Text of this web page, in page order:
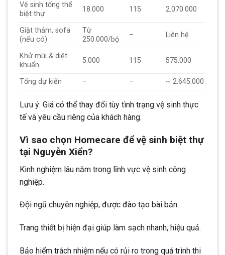
Vệ sinh tổng thể
biệt thự
18.000 115 2.070.000
Giặt thảm, sofa
(nếu có)
Từ
250.000/bộ
– Liên hệ
Khử mùi & diệt
khuẩn
5.000 115 575.000
Tổng dự kiến – – ~ 2.645.000
Lưu ý: Giá có thể thay đổi tùy tình trạng vệ sinh thực
tế và yêu cầu riêng của khách hàng.
Vì sao chọn Homecare để vệ sinh biệt thự
tại Nguyễn Xiển?
Kinh nghiệm lâu năm trong lĩnh vực vệ sinh công
nghiệp.
Đội ngũ chuyên nghiệp, được đào tạo bài bản.
Trang thiết bị hiện đại giúp làm sạch nhanh, hiệu quả.
Bảo hiểm trách nhiệm nếu có rủi ro trong quá trình thi